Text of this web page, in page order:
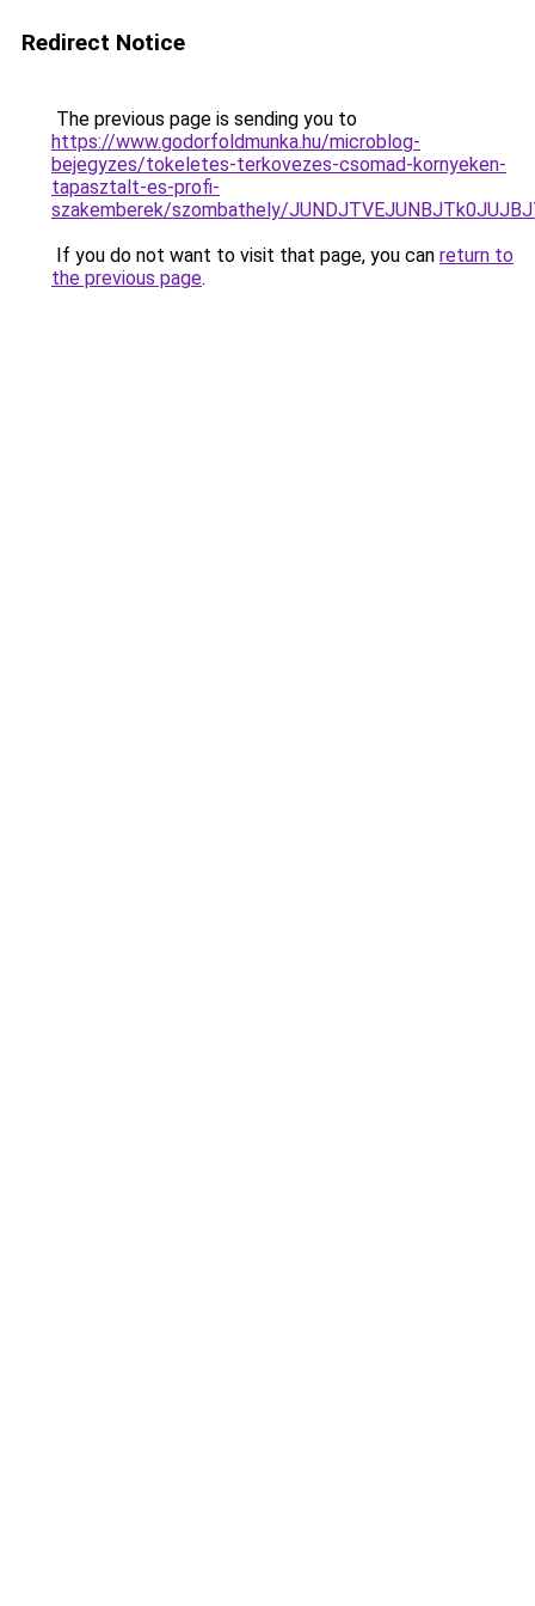
Redirect Notice
The previous page is sending you to
https://www.godorfoldmunka.hu/microblog-
bejegyzes/tokeletes-terkovezes-csomad-kornyeken-
tapasztalt-es-profi-
szakemberek/szombathely/
If you do not want to visit that page, you can return to
the previous page.